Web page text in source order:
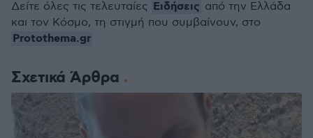
Σχετικά Άρθρα
Δείτε όλες τις τελευταίες Ειδήσεις από την Ελλάδα
και τον Κόσμο, τη στιγμή που συμβαίνουν, στο
Protothema.gr